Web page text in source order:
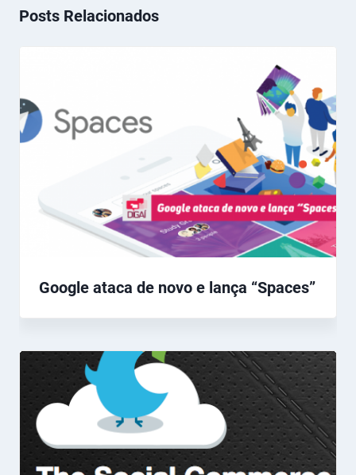
Posts Relacionados
Google ataca de novo e lança “Spaces”